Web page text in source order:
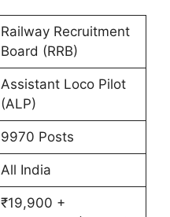
Railway Recruitment
Board (RRB)
Assistant Loco Pilot
(ALP)
9970 Posts
All India
₹19,900 +